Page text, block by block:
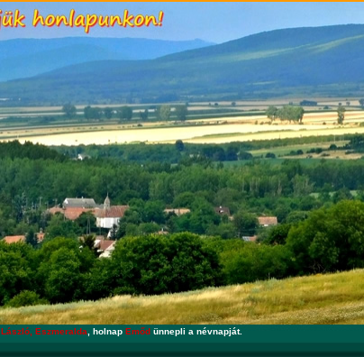
László, Eszmeralda , holnap Emőd ünnepli a névnapját.